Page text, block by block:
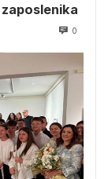
0